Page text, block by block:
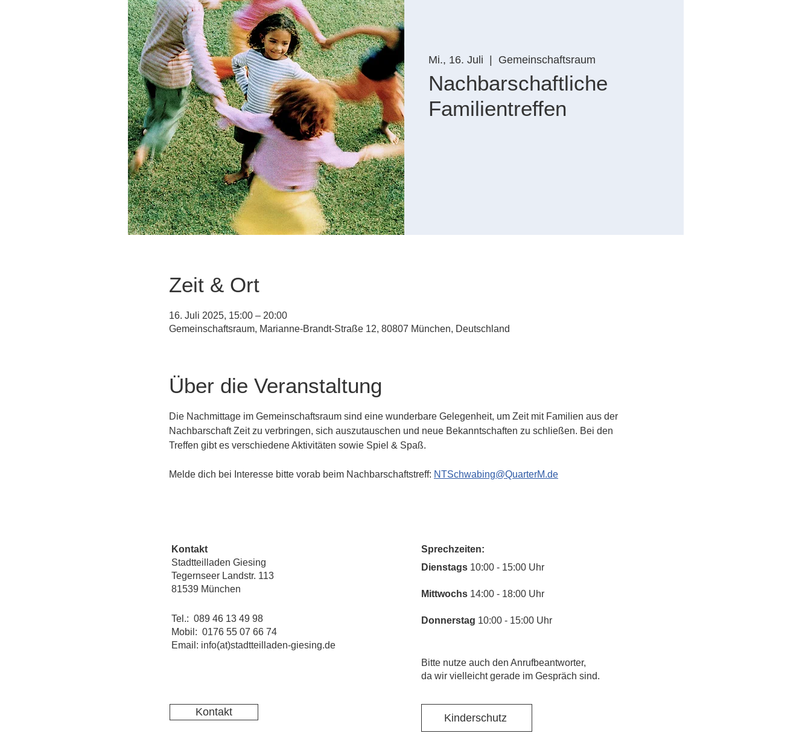
Mi., 16. Juli Gemeinschaftsraum
Nachbarschaftliche
Familientreffen
Zeit & Ort
16. Juli 2025, 15:00 – 20:00
Gemeinschaftsraum, Marianne-Brandt-Straße 12, 80807 München, Deutschland
Über die Veranstaltung
Die Nachmittage im Gemeinschaftsraum sind eine wunderbare Gelegenheit, um Zeit mit Familien aus der
Nachbarschaft Zeit zu verbringen, sich auszutauschen und neue Bekanntschaften zu schließen. Bei den
Treffen gibt es verschiedene Aktivitäten sowie Spiel & Spaß.
Melde dich bei Interesse bitte vorab beim Nachbarschaftstreff: NTSchwabing@QuarterM.de
Kontakt
Stadtteilladen Giesing
Tegernseer Landstr. 113
81539 München
Tel.: 089 46 13 49 98
Mobil: 0176 55 07 66 74
Email: info(at)stadtteilladen-giesing.de
Kontakt
Sprechzeiten:
​Dienstags 10:00 - 15:00 Uhr
Mittwochs 14:00 - 18:00 Uhr
Donnerstag 10:00 - 15:00 Uhr
​Bitte nutze auch den Anrufbeantworter,
da wir vielleicht gerade im Gespräch sind.
Kinderschutz